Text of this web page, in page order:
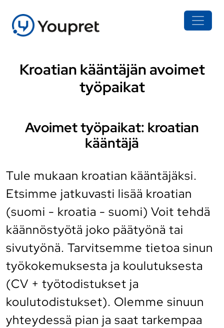
Kroatian kääntäjän avoimet
työpaikat
Avoimet työpaikat: kroatian
kääntäjä
Tule mukaan kroatian kääntäjäksi.
Etsimme jatkuvasti lisää kroatian
(suomi - kroatia - suomi) Voit tehdä
käännöstyötä joko päätyönä tai
sivutyönä. Tarvitsemme tietoa sinun
työkokemuksesta ja koulutuksesta
(CV + työtodistukset ja
koulutodistukset). Olemme sinuun
yhteydessä pian ja saat tarkempaa